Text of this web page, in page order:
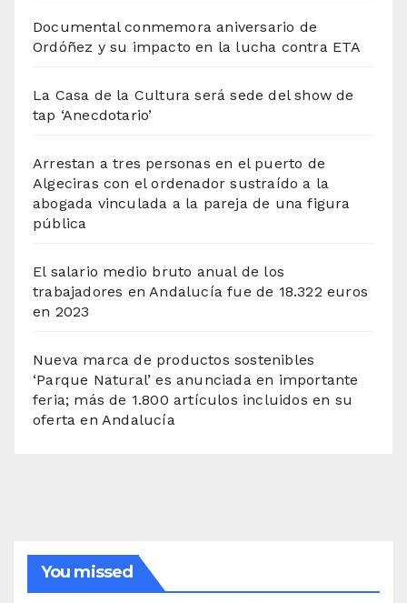
Documental conmemora aniversario de
Ordóñez y su impacto en la lucha contra ETA
La Casa de la Cultura será sede del show de
tap ‘Anecdotario’
Arrestan a tres personas en el puerto de
Algeciras con el ordenador sustraído a la
abogada vinculada a la pareja de una figura
pública
El salario medio bruto anual de los
trabajadores en Andalucía fue de 18.322 euros
en 2023
Nueva marca de productos sostenibles
‘Parque Natural’ es anunciada en importante
feria; más de 1.800 artículos incluidos en su
oferta en Andalucía
You missed